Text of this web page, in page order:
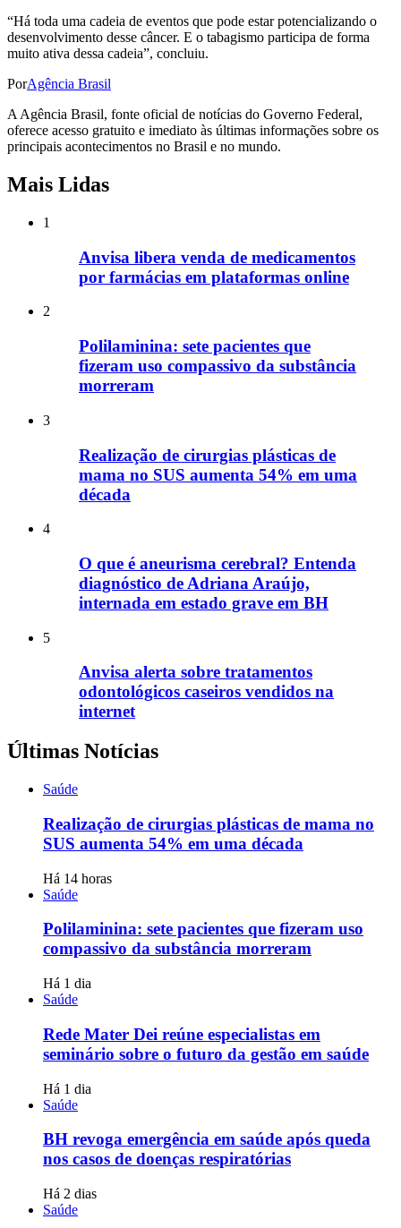
“Há toda uma cadeia de eventos que pode estar potencializando o
desenvolvimento desse câncer. E o tabagismo participa de forma
muito ativa dessa cadeia”, concluiu.
PorAgência Brasil
A Agência Brasil, fonte oficial de notícias do Governo Federal,
oferece acesso gratuito e imediato às últimas informações sobre os
principais acontecimentos no Brasil e no mundo.
Mais Lidas
1
Anvisa libera venda de medicamentos
por farmácias em plataformas online
2
Polilaminina: sete pacientes que
fizeram uso compassivo da substância
morreram
3
Realização de cirurgias plásticas de
mama no SUS aumenta 54% em uma
década
4
O que é aneurisma cerebral? Entenda
diagnóstico de Adriana Araújo,
internada em estado grave em BH
5
Anvisa alerta sobre tratamentos
odontológicos caseiros vendidos na
internet
Últimas Notícias
Saúde
Realização de cirurgias plásticas de mama no
SUS aumenta 54% em uma década
Há 14 horas
Saúde
Polilaminina: sete pacientes que fizeram uso
compassivo da substância morreram
Há 1 dia
Saúde
Rede Mater Dei reúne especialistas em
seminário sobre o futuro da gestão em saúde
Há 1 dia
Saúde
BH revoga emergência em saúde após queda
nos casos de doenças respiratórias
Há 2 dias
Saúde